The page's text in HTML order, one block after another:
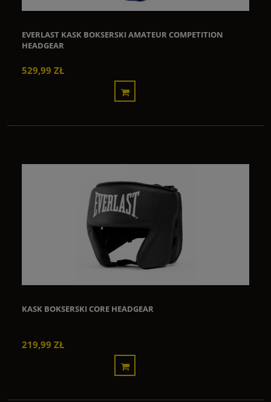
EVERLAST KASK BOKSERSKI AMATEUR COMPETITION
HEADGEAR
529,99 ZŁ
KASK BOKSERSKI CORE HEADGEAR
219,99 ZŁ